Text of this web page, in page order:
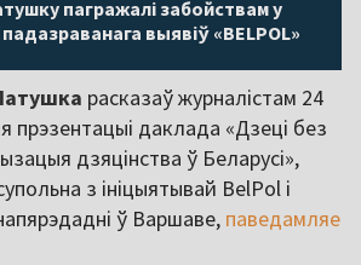
пагражалі забойствам у
выявіў «BELPOL»
расказаў журналістам 24
прэзентацыі даклада «Дзеці без
дзяцінства ў Беларусі»,
з ініцыятывай BelPol і
ў Варшаве, паведамляе